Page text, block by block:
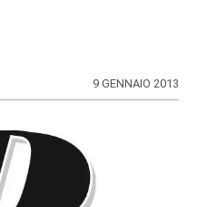
9 GENNAIO 2013